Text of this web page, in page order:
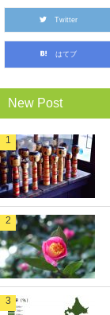
Twitter
はてブ
New Post